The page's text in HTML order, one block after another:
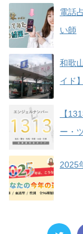
電話
い師
和歌
イド】
【
ー・
2025